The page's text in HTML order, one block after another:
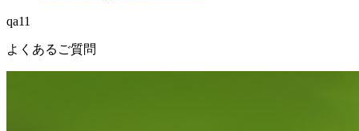
qa11
よくあるご質問